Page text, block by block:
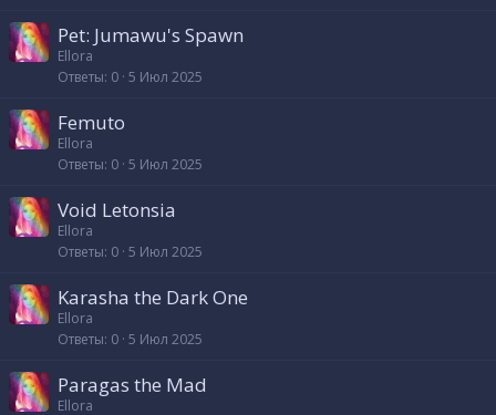
Pet: Jumawu's Spawn
Ellora
Ответы 0 5 Июл 2025
Femuto
Ellora
Ответы 0 5 Июл 2025
Void Letonsia
Ellora
Ответы 0 5 Июл 2025
Karasha the Dark One
Ellora
Ответы 0 5 Июл 2025
Paragas the Mad
Ellora